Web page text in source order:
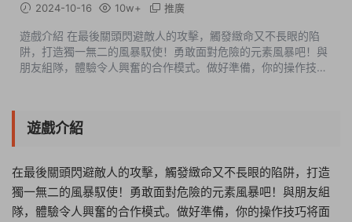
2024-10-16 10w+ 推廣
遊戲介紹 在最後關頭閃避敵人的攻擊，觸發緻命又不長眼的陷
阱，打造獨一無二的風暴馭使！勇敢面對危險的元素風暴吧！與
朋友組隊，體驗令人興奮的合作模式。做好準備，你的操作技巧
遊戲介紹
在最後關頭閃避敵人的攻擊，觸發緻命又不長眼的陷阱，打造
獨一無二的風暴馭使！勇敢面對危險的元素風暴吧！與朋友組
隊，體驗令人興奮的合作模式。做好準備，你的操作技巧将面